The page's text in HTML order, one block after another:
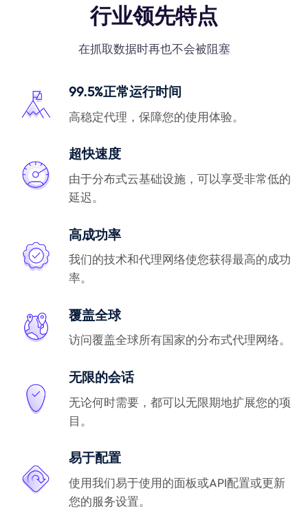
行业领先特点
在抓取数据时再也不会被阻塞
99.5%正常运行时间
高稳定代理，保障您的使用体验。
超快速度
由于分布式云基础设施，可以享受非常低的
延迟。
高成功率
我们的技术和代理网络使您获得最高的成功
率。
覆盖全球
访问覆盖全球所有国家的分布式代理网络。
无限的会话
无论何时需要，都可以无限期地扩展您的项
目。
易于配置
使用我们易于使用的面板或API配置或更新
您的服务设置。